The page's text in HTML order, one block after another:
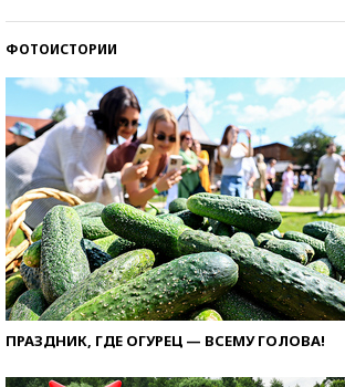
ФОТОИСТОРИИ
ПРАЗДНИК, ГДЕ ОГУРЕЦ — ВСЕМУ ГОЛОВА!